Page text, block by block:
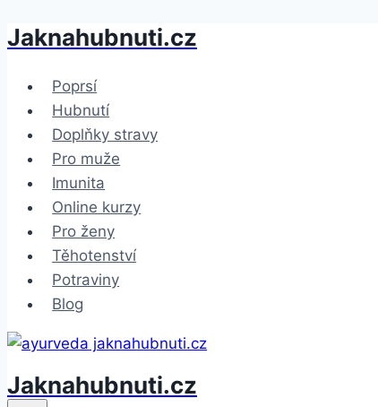
Přeskočit
obsah
Jaknahubnuti.cz
Poprsí
Hubnutí
Doplňky stravy
Pro muže
Imunita
Online kurzy
Pro ženy
Těhotenství
Potraviny
Blog
Jaknahubnuti.cz